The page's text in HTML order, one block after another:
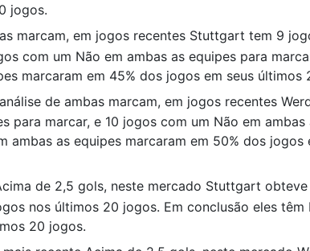
jogos.
marcam, em jogos recentes Stuttgart tem 9
com um Não em ambas as equipes para
marcaram em 45% dos jogos em seus últimos
de ambas marcam, em jogos recentes
para marcar, e 10 jogos com um Não em ambas
ambas as equipes marcaram em 50% dos jogos
de 2,5 gols, neste mercado Stuttgart
nos últimos 20 jogos. Em conclusão eles têm
20 jogos.